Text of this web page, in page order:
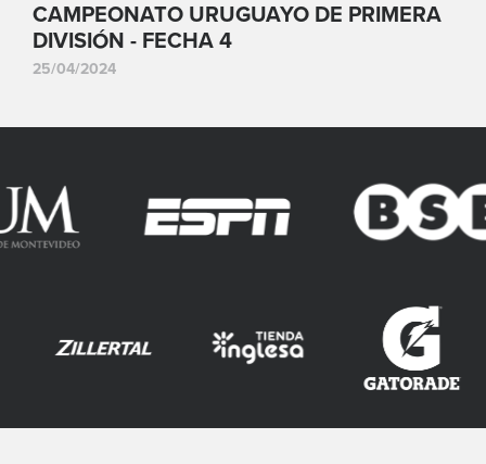
CAMPEONATO URUGUAYO DE PRIMERA
DIVISIÓN - FECHA 4
25/04/2024